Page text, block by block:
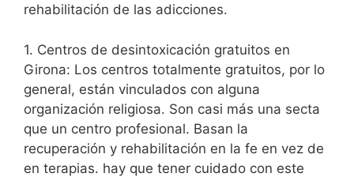
rehabilitación de las adicciones.
1. Centros de desintoxicación gratuitos en
Girona: Los centros totalmente gratuitos, por lo
general, están vinculados con alguna
organización religiosa. Son casi más una secta
que un centro profesional. Basan la
recuperación y rehabilitación en la fe en vez de
en terapias. hay que tener cuidado con este